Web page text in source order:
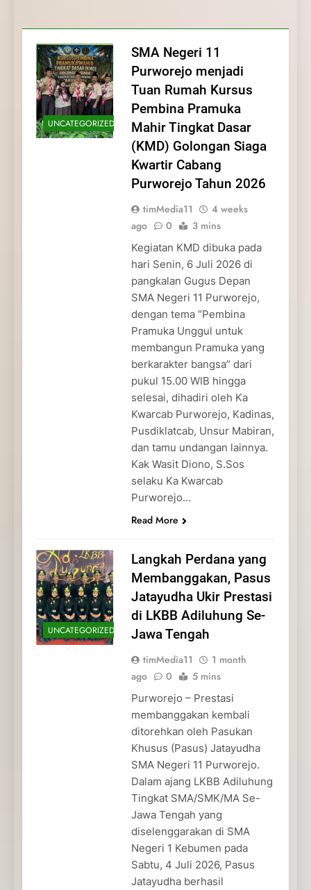
dan Pengabdian Generasi
Pramuka
Pramuka
Kepedulian
UNCATEGORIZED
SMA Negeri 11
Purworejo menjadi
Tuan Rumah Kursus
Pembina Pramuka
Mahir Tingkat Dasar
(KMD) Golongan Siaga
Kwartir Cabang
Purworejo Tahun 2026
timMedia11
4 weeks
ago
0 3 mins
Kegiatan KMD dibuka pada
hari Senin, 6 Juli 2026 di
pangkalan Gugus Depan
SMA Negeri 11 Purworejo,
dengan tema “Pembina
Pramuka Unggul untuk
membangun Pramuka yang
berkarakter bangsa” dari
pukul 15.00 WIB hingga
selesai, dihadiri oleh Ka
Kwarcab Purworejo, Kadinas,
Pusdiklatcab, Unsur Mabiran,
dan tamu undangan lainnya.
Kak Wasit Diono, S.Sos
selaku Ka Kwarcab
Purworejo…
Read More
UNCATEGORIZED
Langkah Perdana yang
Membanggakan, Pasus
Jatayudha Ukir Prestasi
di LKBB Adiluhung Se-
Jawa Tengah
timMedia11
1 month
ago
0 5 mins
Purworejo – Prestasi
membanggakan kembali
ditorehkan oleh Pasukan
Khusus (Pasus) Jatayudha
SMA Negeri 11 Purworejo.
Dalam ajang LKBB Adiluhung
Tingkat SMA/SMK/MA Se-
Jawa Tengah yang
diselenggarakan di SMA
Negeri 1 Kebumen pada
Sabtu, 4 Juli 2026, Pasus
Jatayudha berhasil